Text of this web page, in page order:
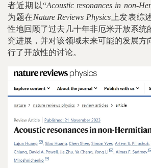
者近期以“Acoustic resonances in non-
为题在Nature Reviews Physics 上发表综
性地回顾了过去几十年非厄米开放系统
究进展，并对该领域未来可能的发展方
行了开放性的讨论。